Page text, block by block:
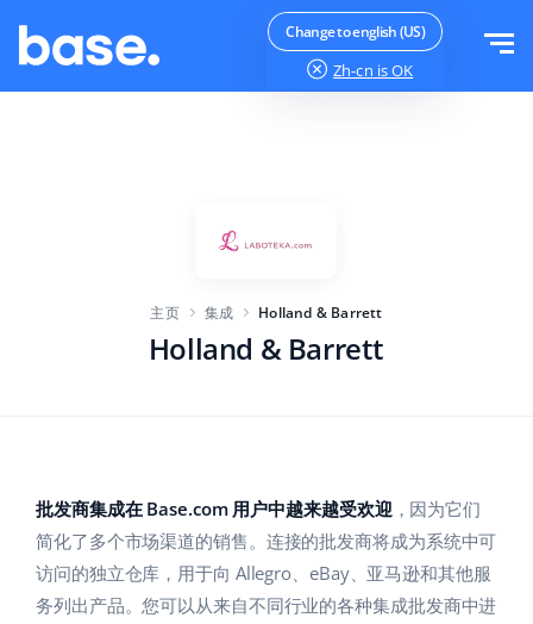
Change to english (US)
Zh-cn is OK
用于电子商务的人工智能
Base Analytics
针对电子商务初创企业
家庭与花园
儿童产品
帮助
学院
中文
english (US)
english (GB)
登录
主页 集成 Holland & Barrett
Holland & Barrett
批发商集成在 Base.com 用户中越来越受欢迎，因为它们
简化了多个市场渠道的销售。连接的批发商将成为系统中可
访问的独立仓库，用于向 Allegro、eBay、亚马逊和其他服
务列出产品。您可以从来自不同行业的各种集成批发商中进